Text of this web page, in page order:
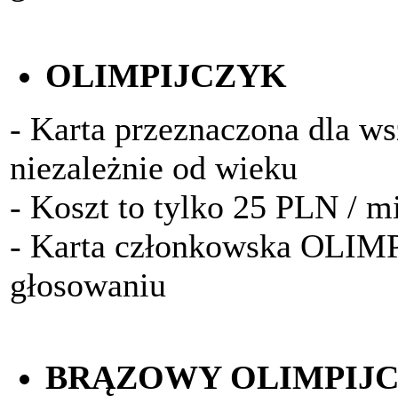
OLIMPIJCZYK
- Karta przeznaczona dla
niezależnie od wieku
- Koszt to tylko 25 PLN /
- Karta członkowska
głosowaniu
BRĄZOWY